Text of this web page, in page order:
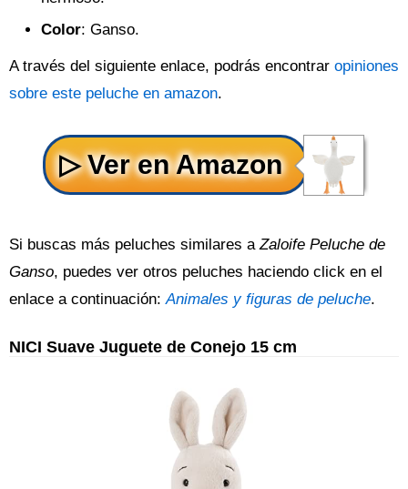
Color: Ganso.
A través del siguiente enlace, podrás encontrar opiniones
sobre este peluche en amazon.
Si buscas más peluches similares aZaloife Peluche de
Ganso, puedes ver otros peluches haciendo click en el
enlace a continuación:Animales y figuras de peluche.
NICI Suave Juguete de Conejo 15 cm